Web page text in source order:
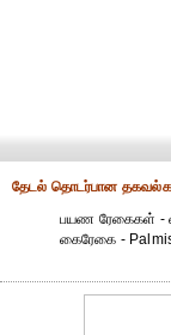
தேட‌ல் தொட‌ர்பான
பயண ரேகைகள் -
கைரேகை -